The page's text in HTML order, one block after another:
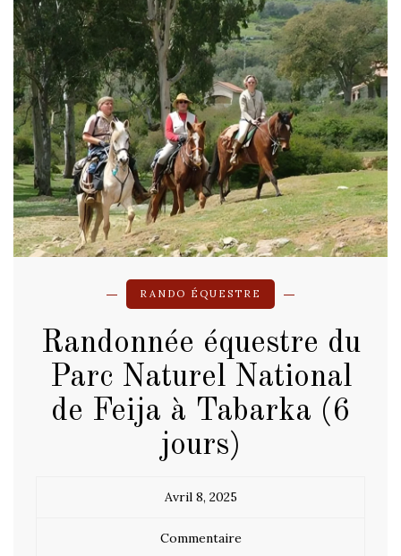
RANDO ÉQUESTRE
Randonnée équestre du
Parc Naturel National
de Feija à Tabarka (6
jours)
Avril 8, 2025
Commentaire